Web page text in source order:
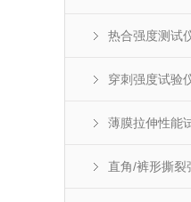
热合强度测试
穿刺强度试验
薄膜拉伸性能
直角/裤形撕裂